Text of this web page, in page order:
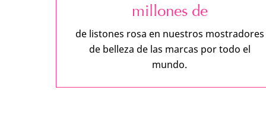
millones de
de listones rosa en nuestros mostradores
de belleza de las marcas por todo el
mundo.